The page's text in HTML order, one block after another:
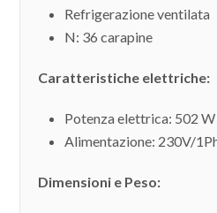
Refrigerazione ventilata
N: 36 carapine
Caratteristiche elettriche:
Potenza elettrica: 502 W
Alimentazione: 230V/
Dimensioni e Peso: